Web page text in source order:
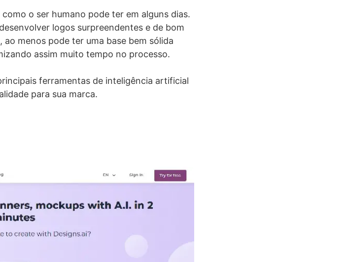
o ser humano pode ter em alguns dias.
logos surpreendentes e de bom
menos pode ter uma base bem sólida
assim muito tempo no processo.
ferramentas de inteligência artificial
para sua marca.